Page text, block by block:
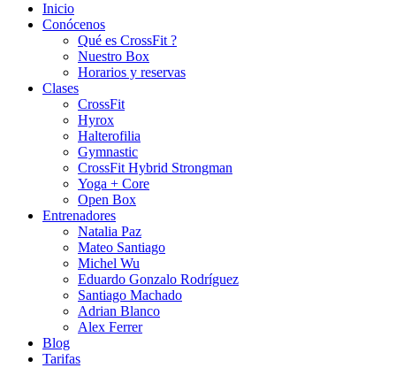
Inicio
Conócenos
Qué es CrossFit ?
Nuestro Box
Horarios y reservas
Clases
CrossFit
Hyrox
Halterofilia
Gymnastic
CrossFit Hybrid Strongman
Yoga + Core
Open Box
Entrenadores
Natalia Paz
Mateo Santiago
Michel Wu
Eduardo Gonzalo Rodríguez
Santiago Machado
Adrian Blanco
Alex Ferrer
Blog
Tarifas